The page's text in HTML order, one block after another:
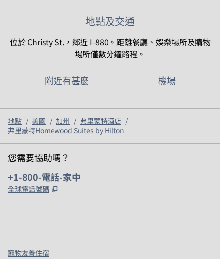
地點及交通
位於 Christy St.，鄰近 I-880。距離餐廳、娛樂場所及購物
場所僅數分鐘路程。
附近有甚麼 機場
地點 / 美國 / 加州 / 弗里蒙特酒店 /
弗里蒙特Homewood Suites by Hilton
您需要協助嗎？
電話：
+1-800-電話-家中
全球電話號碼 ,
寵物友善住宿